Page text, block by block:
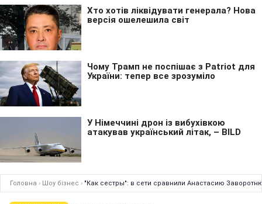
Головна › Шоу бізнес › "Как сестры": в сети сравнили Анастасию